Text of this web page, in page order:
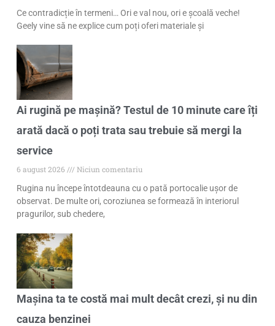
Ce contradicție în termeni… Ori e val nou, ori e școală veche!
Geely vine să ne explice cum poți oferi materiale și
Ai rugină pe mașină? Testul de 10 minute care îți
arată dacă o poți trata sau trebuie să mergi la
service
6 august 2026
Niciun comentariu
Rugina nu începe întotdeauna cu o pată portocalie ușor de
observat. De multe ori, coroziunea se formează în interiorul
pragurilor, sub chedere,
Mașina ta te costă mai mult decât crezi, și nu din
cauza benzinei